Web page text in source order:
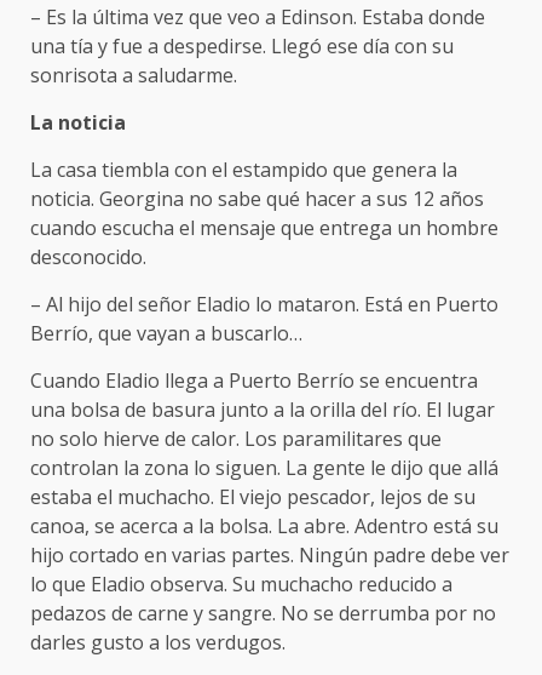
– Es la última vez que veo a Edinson. Estaba donde
una tía y fue a despedirse. Llegó ese día con su
sonrisota a saludarme.
La noticia
La casa tiembla con el estampido que genera la
noticia. Georgina no sabe qué hacer a sus 12 años
cuando escucha el mensaje que entrega un hombre
desconocido.
– Al hijo del señor Eladio lo mataron. Está en Puerto
Berrío, que vayan a buscarlo…
Cuando Eladio llega a Puerto Berrío se encuentra
una bolsa de basura junto a la orilla del río. El lugar
no solo hierve de calor. Los paramilitares que
controlan la zona lo siguen. La gente le dijo que allá
estaba el muchacho. El viejo pescador, lejos de su
canoa, se acerca a la bolsa. La abre. Adentro está su
hijo cortado en varias partes. Ningún padre debe ver
lo que Eladio observa. Su muchacho reducido a
pedazos de carne y sangre. No se derrumba por no
darles gusto a los verdugos.